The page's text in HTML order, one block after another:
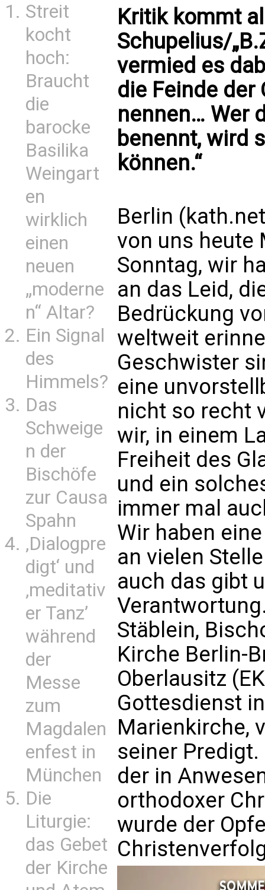
Streit
kocht
hoch:
Braucht
die
barocke
Basilika
Weingart
en
wirklich
einen
neuen
„moderne
n“ Altar?
Ein Signal
des
Himmels?
Das
Schweige
n der
Bischöfe
zur Causa
Spahn
‚Dialogpre
digt‘ und
‚meditativ
er Tanz’
während
der
Messe
zum
Magdalen
enfest in
München
Die
Liturgie:
das Gebet
der Kirche
Kritik kommt
Schupelius/
vermied es
die Feinde der
nennen… Wer
benennt, wird
können.“
Berlin
von uns heute
Sonntag, wir
an das Leid,
Bedrückung
weltweit
Geschwister
eine
nicht so recht
wir, in einem
Freiheit des
und ein
immer mal
Wir haben
an vielen
auch das gibt
Stäblein,
Kirche Berlin-
Oberlausitz
Gottesdienst
Marienkirche,
seiner
der in
orthodoxer
wurde der